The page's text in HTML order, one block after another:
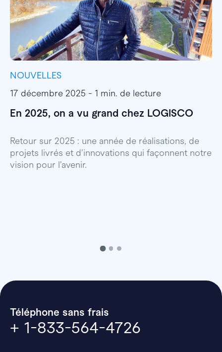
NOUVELLES
17 décembre 2025 - 1 min. de lecture
En 2025, on a vu grand chez LOGISCO
Retour sur 2025 : une année de réalisations, de
projets livrés et d’innovations qui façonnent notre
vision pour l’avenir.
Téléphone sans frais
+ 1-833-564-4726